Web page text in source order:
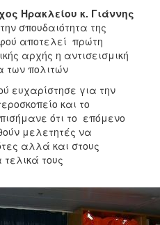
Ηρακλείου κ. Γιάννης
σπουδαιότητα της
αποτελεί πρώτη
αρχής η αντισεισμική
των πολιτών
ευχαρίστησε για την
και το
ότι το επόμενο
μελετητές να
αλλά και στους
τελικά τους